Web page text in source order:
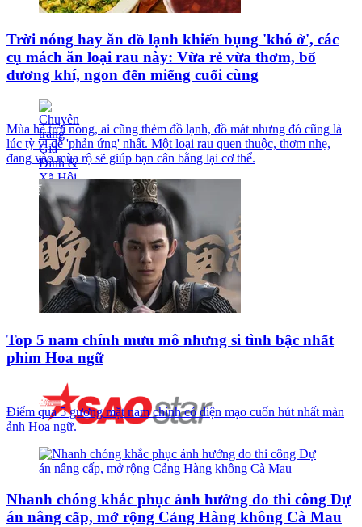
Trời nóng hay ăn đồ lạnh khiến bụng 'khó ở', các
cụ mách ăn loại rau này: Vừa rẻ vừa thơm, bổ
dương khí, ngon đến miếng cuối cùng
Mùa hè trời nóng, ai cũng thèm đồ lạnh, đồ mát nhưng đó cũng là
lúc tỳ vị dễ 'phản ứng' nhất. Một loại rau quen thuộc, thơm nhẹ,
đang vào mùa rộ sẽ giúp bạn cân bằng lại cơ thể.
Top 5 nam chính mưu mô nhưng si tình bậc nhất
phim Hoa ngữ
Điểm qua 5 gương mặt nam chính có diện mạo cuốn hút nhất màn
ảnh Hoa ngữ.
Nhanh chóng khắc phục ảnh hưởng do thi công Dự
án nâng cấp, mở rộng Cảng Hàng không Cà Mau